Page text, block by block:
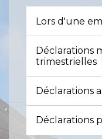
Lors d'une
Déclarations
trimestrielles
Déclarations
Déclarations